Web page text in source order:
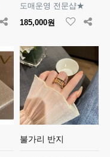
도매운영 전문샵★
185,000원
불가리 반지